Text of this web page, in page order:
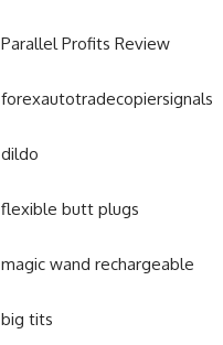
Parallel Profits Review
forexautotradecopiersignals
dildo
flexible butt plugs
magic wand rechargeable
big tits